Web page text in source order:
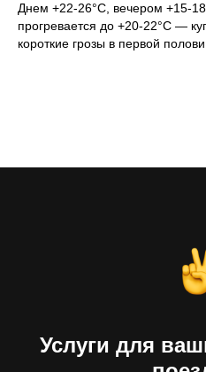
Днем +22-26°C, вечером +15-
прогревается до +20-22°C —
короткие грозы в первой
Услуги для